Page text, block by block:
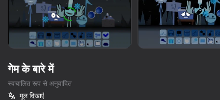
शुरू करें
गेम के बारे में
स्वचालित रूप से अनुवादित
मूल दिखाएँ